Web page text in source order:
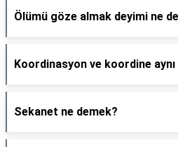
Ölümü göze almak deyimi ne
Koordinasyon ve koordine aynı
Sekanet ne demek?